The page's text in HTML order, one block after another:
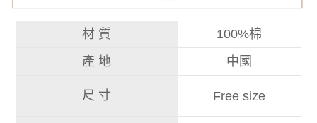
材 質
100%棉
產 地
中國
尺 寸 Free size